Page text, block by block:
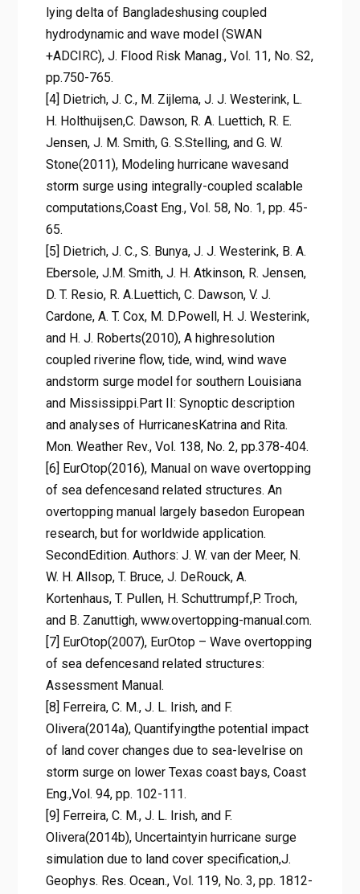
lying delta of Bangladeshusing coupled
hydrodynamic and wave model (SWAN
+ADCIRC), J. Flood Risk Manag., Vol. 11, No. S2,
pp.750-765.
[4] Dietrich, J. C., M. Zijlema, J. J. Westerink, L.
H. Holthuijsen,C. Dawson, R. A. Luettich, R. E.
Jensen, J. M. Smith, G. S.Stelling, and G. W.
Stone(2011), Modeling hurricane wavesand
storm surge using integrally-coupled scalable
computations,Coast Eng., Vol. 58, No. 1, pp. 45-
65.
[5] Dietrich, J. C., S. Bunya, J. J. Westerink, B. A.
Ebersole, J.M. Smith, J. H. Atkinson, R. Jensen,
D. T. Resio, R. A.Luettich, C. Dawson, V. J.
Cardone, A. T. Cox, M. D.Powell, H. J. Westerink,
and H. J. Roberts(2010), A highresolution
coupled riverine flow, tide, wind, wind wave
andstorm surge model for southern Louisiana
and Mississippi.Part II: Synoptic description
and analyses of HurricanesKatrina and Rita.
Mon. Weather Rev., Vol. 138, No. 2, pp.378-404.
[6] EurOtop(2016), Manual on wave overtopping
of sea defencesand related structures. An
overtopping manual largely basedon European
research, but for worldwide application.
SecondEdition. Authors: J. W. van der Meer, N.
W. H. Allsop, T. Bruce, J. DeRouck, A.
Kortenhaus, T. Pullen, H. Schuttrumpf,P. Troch,
and B. Zanuttigh, www.overtopping-manual.com.
[7] EurOtop(2007), EurOtop – Wave overtopping
of sea defencesand related structures:
Assessment Manual.
[8] Ferreira, C. M., J. L. Irish, and F.
Olivera(2014a), Quantifyingthe potential impact
of land cover changes due to sea-levelrise on
storm surge on lower Texas coast bays, Coast
Eng.,Vol. 94, pp. 102-111.
[9] Ferreira, C. M., J. L. Irish, and F.
Olivera(2014b), Uncertaintyin hurricane surge
simulation due to land cover specification,J.
Geophys. Res. Ocean., Vol. 119, No. 3, pp. 1812-